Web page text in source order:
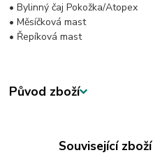
• Bylinný čaj Pokožka/Atopex
• Měsíčková mast
• Řepíková mast
Původ zboží
Související zboží